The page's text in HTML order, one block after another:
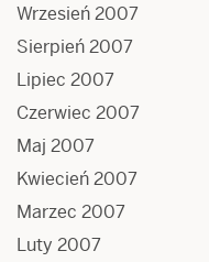
Wrzesień 2007
Sierpień 2007
Lipiec 2007
Czerwiec 2007
Maj 2007
Kwiecień 2007
Marzec 2007
Luty 2007